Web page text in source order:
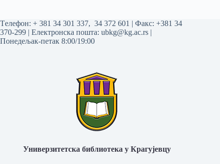
Tелефон: + 381 34 301 337, 34 372 601 | Факс: +381 34
370-299 | Електронска пошта: ubkg@kg.ac.rs |
Понедељак-петак 8:00/19:00
Универзитетска библиотека у Крагујевцу